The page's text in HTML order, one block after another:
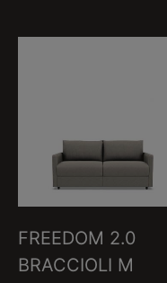
FREEDOM 2.0
BRACCIOLI M